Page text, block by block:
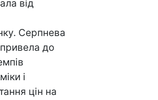
від
Серпнева
до
і
цін на